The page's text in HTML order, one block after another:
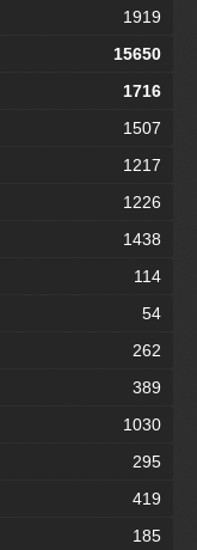
1919
15650
1716
1507
1217
1226
1438
114
54
262
389
1030
295
419
185